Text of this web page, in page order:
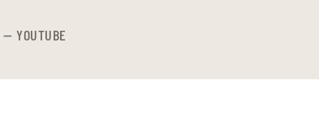
— YOUTUBE